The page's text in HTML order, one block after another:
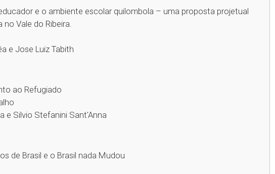
e o ambiente escolar quilombola – uma proposta projetual
Vale do Ribeira.
e Jose Luiz Tabith
ao Refugiado
e Silvio Stefanini Sant'Anna
de Brasil e o Brasil nada Mudou